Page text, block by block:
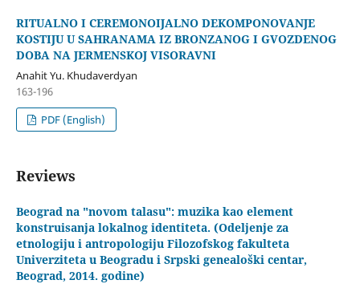
RITUALNO I CEREMONOIJALNO DEKOMPONOVANJE
KOSTIJU U SAHRANAMA IZ BRONZANOG I GVOZDENOG
DOBA NA JERMENSKOJ VISORAVNI
Anahit Yu. Khudaverdyan
163-196
PDF (English)
Reviews
Beograd na "novom talasu": muzika kao element
konstruisanja lokalnog identiteta. (Odeljenje za
etnologiju i antropologiju Filozofskog fakulteta
Univerziteta u Beogradu i Srpski genealoški centar,
Beograd, 2014. godine)